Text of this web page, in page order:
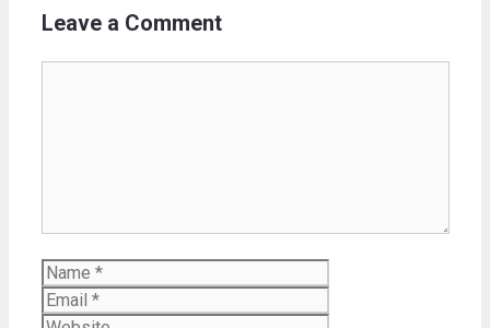
Leave a Comment
Name